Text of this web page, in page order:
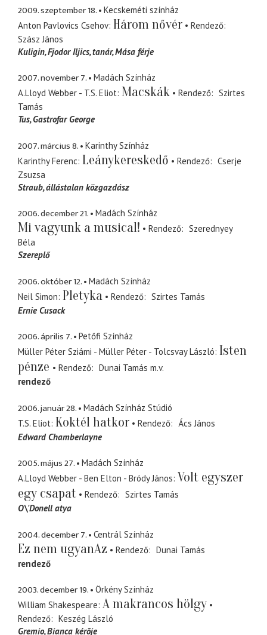
2009. szeptember 18.
Kecskeméti színház
Anton Pavlovics Csehov Három nővér
Rendező
Szász János
Kuligin, Fjodor Iljics tanár, Mása férje
2007. november 7.
Madách Színház
A.Lloyd Webber - T.S. Eliot Macskák Rendező
Szirtes
Tamás
Tus, Gastrofar George
2007. március 8.
Karinthy Színház
Karinthy Ferenc Leánykereskedő Rendező
Cserje
Zsuzsa
Straub állástalan közgazdász
2006. december 21. Madách Színház
Mi vagyunk a musical! Rendező
Szerednyey
Béla
Szereplő
2006. október 12.
Madách Színház
Neil Simon Pletyka Rendező
Szirtes Tamás
Ernie Cusack
2006. április 7.
Petőfi Színház
Müller Péter Sziámi - Müller Péter - Tolcsvay László Isten
pénze
Rendező Dunai Tamás m.v.
rendező
2006. január 28.
Madách Színház Stúdió
T.S. Eliot Koktél hatkor Rendező
Ács János
Edward Chamberlayne
2005. május 27.
Madách Színház
A.Lloyd Webber - Ben Elton - Bródy János Volt egyszer
egy csapat
Rendező
Szirtes Tamás
O\'Donell atya
2004. december 7. Centrál Színház
Ez nem ugyanAz Rendező
Dunai Tamás
rendező
2003. december 19.
Örkény Színház
William Shakespeare A makrancos hölgy
Rendező
Keszég László
Gremio Bianca kérõje